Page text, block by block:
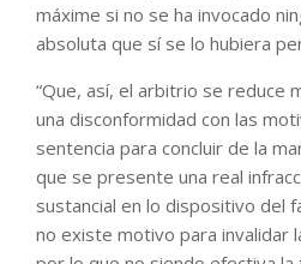
máxime si no se ha invocado
absoluta que sí se lo hubiera
“Que, así, el arbitrio se reduce
una disconformidad con las
sentencia para concluir de la
que se presente una real
sustancial en lo dispositivo del
no existe motivo para invalidar